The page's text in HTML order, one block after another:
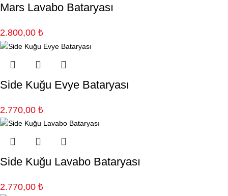
Mars Lavabo Bataryası
2.800,00 ₺
Side Kuğu Evye Bataryası
2.770,00 ₺
Side Kuğu Lavabo Bataryası
2.770,00 ₺